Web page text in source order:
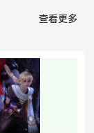
查看更多